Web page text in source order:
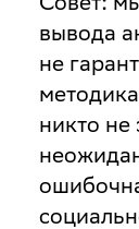
вывода
не
никто не